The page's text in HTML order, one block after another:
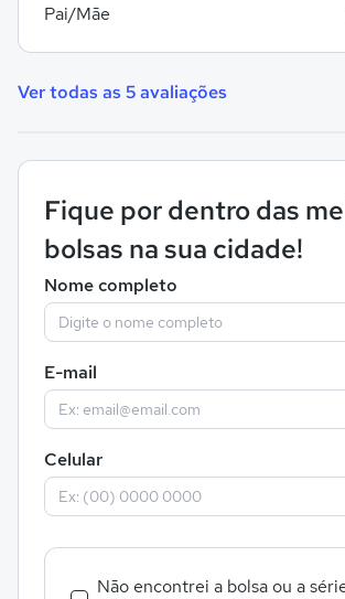
Pai/Mãe
Ver todas as 5 avaliações
Fique por dentro das
bolsas na sua cidade!
Nome completo
E-mail
Celular
Não encontrei a bolsa ou a